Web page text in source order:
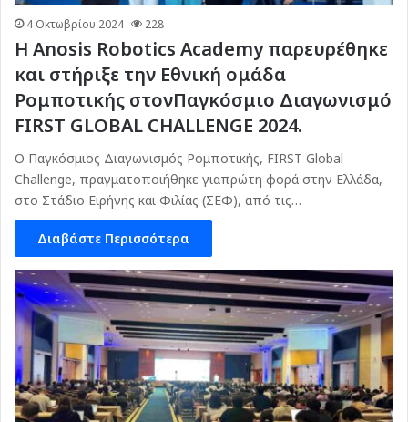
4 Οκτωβρίου 2024 228
Η Anosis Robotics Academy παρευρέθηκε
και στήριξε την Εθνική ομάδα
Ρομποτικής στονΠαγκόσμιο Διαγωνισμό
FIRST GLOBAL CHALLENGE 2024.
Ο Παγκόσμιος Διαγωνισμός Ρομποτικής, FIRST Global
Challenge, πραγματοποιήθηκε γιαπρώτη φορά στην Ελλάδα,
στο Στάδιο Ειρήνης και Φιλίας (ΣΕΦ), από τις…
Διαβάστε Περισσότερα